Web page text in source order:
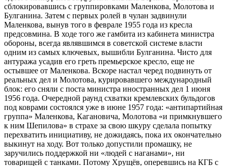
сблокировавшись с группировками Маленкова, Молотова и
Булганина. Затем с первых ролей в чулан задвинули
Маленкова, вынув того в феврале 1955 года из кресла
предсовмина. В ходе того же гамбита из кабинета министра
обороны, всегда являвшимся в советской системе власти
одним из самых ключевых, вышибли Булганина. Чисто для
антуража усадив его греть премьерское кресло, еще не
остывшее от Маленкова. Вскоре настал черед подвинуть от
реальных дел и Молотова, курировавшего международный
блок: его сняли с поста министра иностранных дел 1 июня
1956 года. Очередной раунд схватки кремлевских бульдогов
под коврами состоялся уже в июне 1957 года: «антипартийная
группа» Маленкова, Кагановича, Молотова «и примкнувшего
к ним Шепилова» в страхе за свою шкуру сделала попытку
перехватить инициативу, не дожидаясь, пока их окончательно
выкинут на ходу. Вот только допустили промашку, не
заручились поддержкой ни «людей с наганами», ни
товарищей с танками. Потому Хрущёв, оперевшись на КГБ с